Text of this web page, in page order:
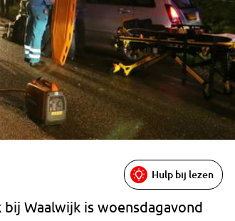
Hulp bij lezen
Waalwijk is woensdagavond